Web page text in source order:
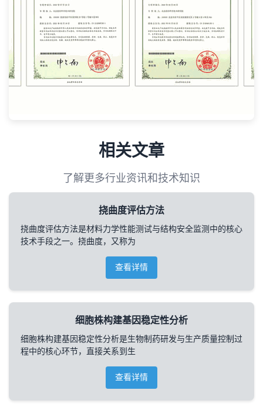
相关文章
了解更多行业资讯和技术知识
挠曲度评估方法
挠曲度评估方法是材料力学性能测试与结构安全监测中的核心
技术手段之一。挠曲度，又称为
查看详情
细胞株构建基因稳定性分析
细胞株构建基因稳定性分析是生物制药研发与生产质量控制过
程中的核心环节，直接关系到生
查看详情